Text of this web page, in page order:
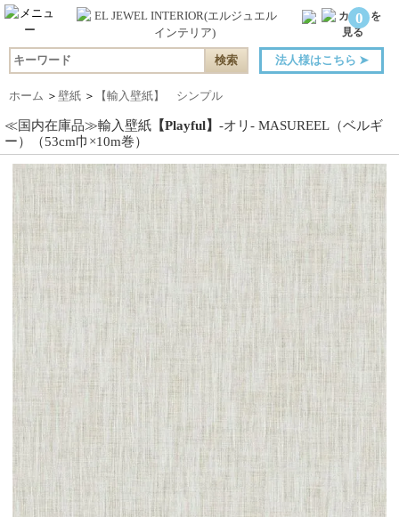
0
法人様はこちら ➤
ホーム ＞ 壁紙 ＞ 【輸入壁紙】 シンプル
≪国内在庫品≫輸入壁紙 【Playful】 -オリ- MASUREEL（ベルギ
ー）（53cm巾×10m巻）